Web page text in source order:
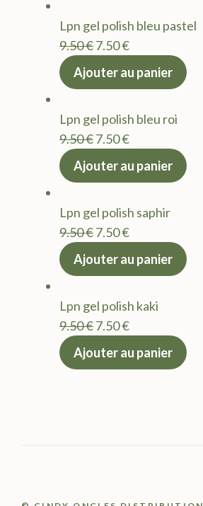
9.50 €.7.50 €.
Lpn gel polish bleu pastel
9.50€Le
prix
9.50 €.
7.50€Le
actuel
7.50 €.
Ajouter au panier
Lpn gel polish bleu roi
9.50€Le
prix
9.50 €.
7.50€Le
actuel
7.50 €.
Ajouter au panier
Lpn gel polish saphir
9.50€Le
prix
9.50 €.
7.50€Le
actuel
7.50 €.
Ajouter au panier
Lpn gel polish kaki
9.50€Le
prix
7.50€Le
actuel
Ajouter au panier